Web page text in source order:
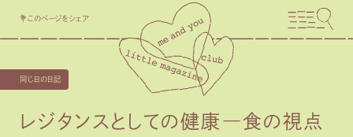
💐このページをシェア
同じ日の日記
レジタンスとしての健康―食の視点